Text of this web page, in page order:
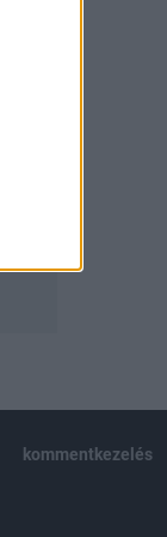
kommentkezelés